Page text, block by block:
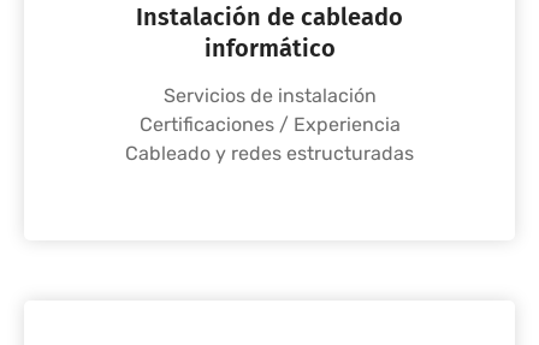
Instalación de cableado
informático
Servicios de instalación
Certificaciones / Experiencia
Cableado y redes estructuradas